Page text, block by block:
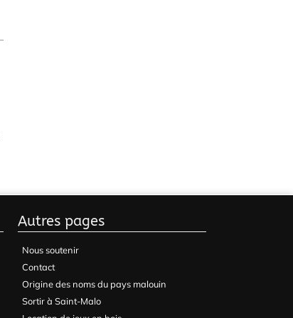
Autres pages
Nous soutenir
Contact
Origine des noms du pays malouin
Sortir à Saint-Malo